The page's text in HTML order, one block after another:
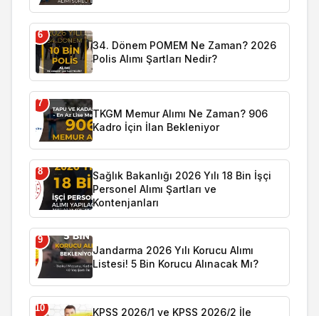
6
34. Dönem POMEM Ne Zaman? 2026
Polis Alımı Şartları Nedir?
7
TKGM Memur Alımı Ne Zaman? 906
Kadro İçin İlan Bekleniyor
8
Sağlık Bakanlığı 2026 Yılı 18 Bin İşçi
Personel Alımı Şartları ve
Kontenjanları
9
Jandarma 2026 Yılı Korucu Alımı
Listesi! 5 Bin Korucu Alınacak Mı?
10 KPSS 2026/1 ve KPSS 2026/2 İle